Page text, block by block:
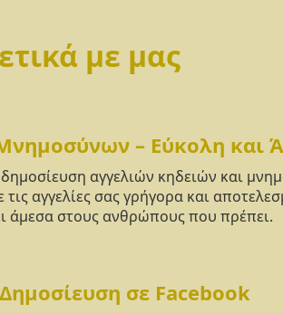
με μας
– Εύκολη και
αγγελιών κηδειών και
αγγελίες σας γρήγορα και
άμεσα στους ανθρώπους που πρέπει.
σε Facebook